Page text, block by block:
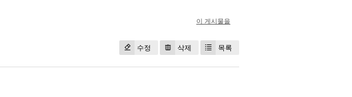
이 게시물을
수정 삭제 목록